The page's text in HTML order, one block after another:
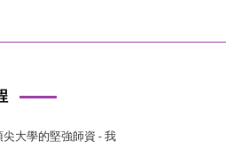
大學的堅強師資 - 我